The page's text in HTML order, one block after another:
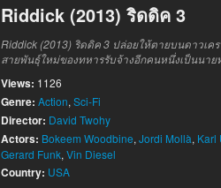
Riddick (2013) ริดดิค 3
Riddick (2013) ริดดิค 3 ปล่อยให้ตายบนดาวเ
สายพันธุ์ใหม่ของทหารรับจ้างอีกคนหนึ่งเป็นนา
Views: 1126
Genre: Action, Sci-Fi
Director: David Twohy
Actors: Bokeem Woodbine, Jordi Mollà, Karl
Gerard Funk, Vin Diesel
Country: USA